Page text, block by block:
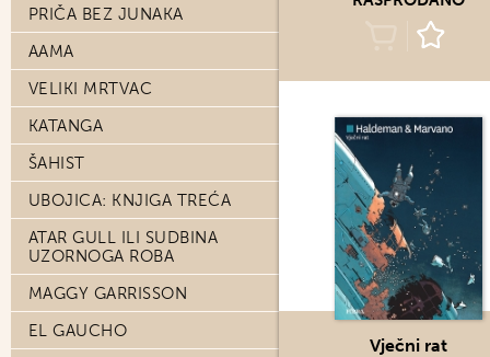
PRIČA BEZ JUNAKA
AAMA
VELIKI MRTVAC
KATANGA
ŠAHIST
UBOJICA: KNJIGA TREĆA
ATAR GULL ILI SUDBINA
UZORNOGA ROBA
MAGGY GARRISSON
EL GAUCHO
Vječni rat